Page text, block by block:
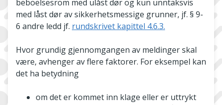
beboelsesrom med ulåst dør og kun unntaksvis
med låst dør av sikkerhetsmessige grunner, jf. § 9-
6 andre ledd jf. rundskrivet kapittel 4.6.3.
Hvor grundig gjennomgangen av meldinger skal
være, avhenger av flere faktorer. For eksempel kan
det ha betydning
om det er kommet inn klage eller er uttrykt